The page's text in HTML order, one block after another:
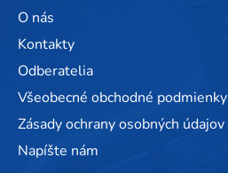
O nás
Kontakty
Odberatelia
Všeobecné obchodné podmienky
Zásady ochrany osobných údajov
Napíšte nám